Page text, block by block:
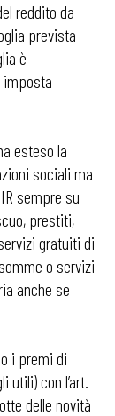
reddito da
prevista
è
imposta
esteso la
sociali ma
sempre su
prestiti,
gratuiti di
o servizi
anche se
i premi di
utili) con l’art.
delle novità